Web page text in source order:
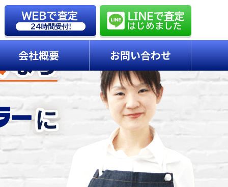
会社概要 お問い合わせ